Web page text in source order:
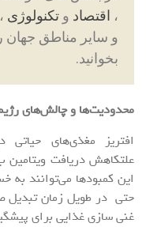
، اقتصاد و تکنولوژی ،
و سایر مناطق
بخوانید.
محدودیت‌ها و چالش‌های
افتریز مغذی‌های حیاتی
این کمبودها می‌توانند به
حتی در طویل زمان تبدیل
غنی سازی غذایی برای